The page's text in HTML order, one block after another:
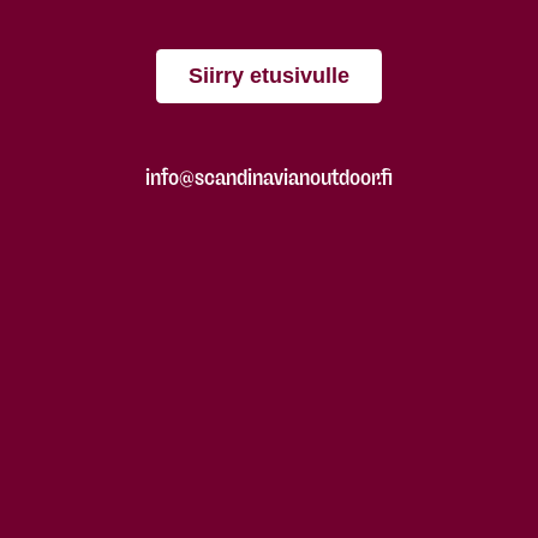
Siirry etusivulle
info@scandinavianoutdoor.fi